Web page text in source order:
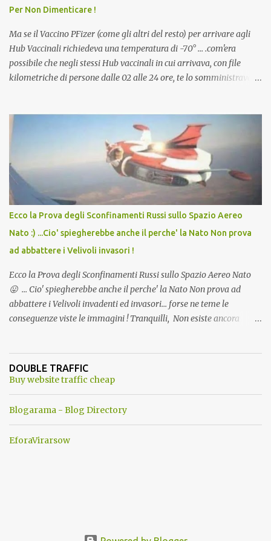
che abbiamo elencato sopra...
Per Non Dimenticare !
Ma se il Vaccino PFizer (come gli altri del resto) per arrivare agli
Hub Vaccinali richiedeva una temperatura di -70° ... .com'era
possibile che negli stessi Hub vaccinali in cui arrivava, con file
kilometriche di persone dalle 02 alle 24 ore, te lo somministravano
Vaccino come: l' Amaro del Capo, era "spettacolare Ghiacciato, ma
andava bene anche, a Temperatura Ambiente"! Riproponiamo
l'articolo per NON Dimenticare!
Ecco la Prova degli Sconfinamenti Russi sullo Spazio Aereo
Nato :) ...Cio' spiegherebbe anche il perche' la Nato Non prova
ad abbattere i Velivoli invasori !
Ecco la Prova degli Sconfinamenti Russi sullo Spazio Aereo Nato
😛 ... Cio' spiegherebbe anche il perche' la Nato Non prova ad
abbattere i Velivoli invadenti ed invasori... forse ne teme le
conseguenze viste le immagini ! Tranquilli, Non esiste ancora
ancora una fantasia Nato o forse una "False Flag", per provocare
una guerra mondiale che difficilmente da menti sane, potrebbe
DOUBLE TRAFFIC
Buy website traffic cheap
Blogarama - Blog Directory
EforaVirarsow